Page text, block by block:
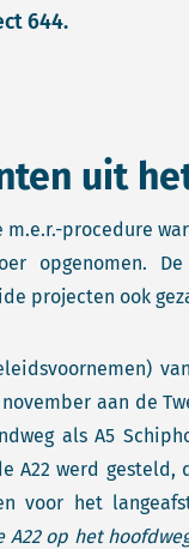
644.
uit
m.e.r.-procedure
opgenomen.
projecten ook
aan de
als A5
A22 werd
voor het
A22 op het